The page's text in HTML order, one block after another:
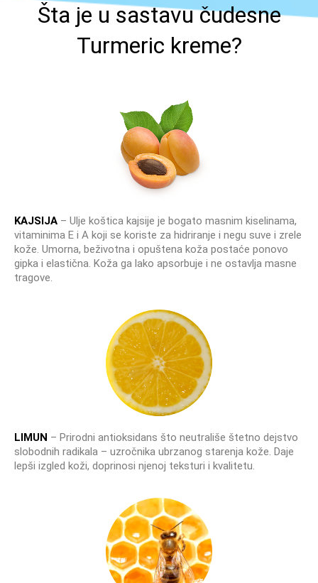
Šta je u sastavu čudesne
Turmeric kreme?
KAJSIJA – Ulje koštica kajsije je bogato masnim kiselinama,
vitaminima E i A koji se koriste za hidriranje i negu suve i zrele
kože. Umorna, beživotna i opuštena koža postaće ponovo
gipka i elastična. Koža ga lako apsorbuje i ne ostavlja masne
tragove.
LIMUN – Prirodni antioksidans što neutrališe štetno dejstvo
slobodnih radikala – uzročnika ubrzanog starenja kože. Daje
lepši izgled koži, doprinosi njenoj teksturi i kvalitetu.